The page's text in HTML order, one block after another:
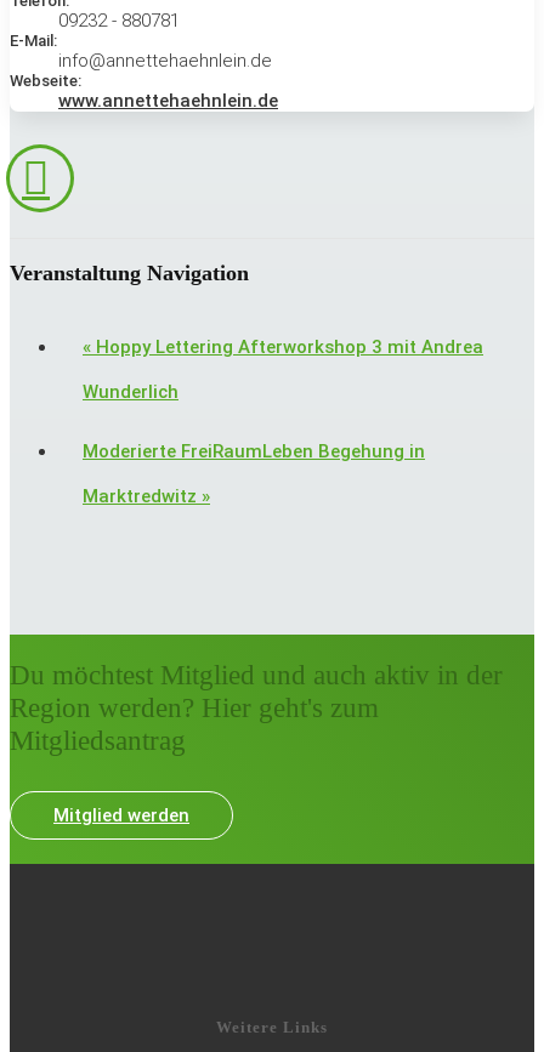
09232 - 880781
E-Mail:
info@annettehaehnlein.de
Webseite:
www.annettehaehnlein.de
Veranstaltung Navigation
« Hoppy Lettering Afterworkshop 3 mit Andrea
Wunderlich
Moderierte FreiRaumLeben Begehung in
Marktredwitz »
Du möchtest Mitglied und auch aktiv in der
Region werden? Hier geht's zum
Mitgliedsantrag
Mitglied werden
Weitere Links